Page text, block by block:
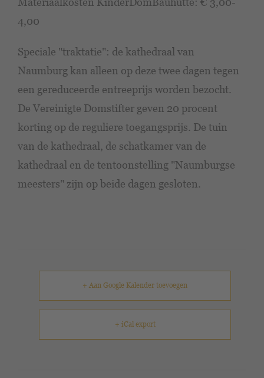
4,00
Speciale "traktatie": de kathedraal van
Naumburg kan alleen op deze twee dagen tegen
een gereduceerde entreeprijs worden bezocht.
De Vereinigte Domstifter geven 20 procent
korting op de reguliere toegangsprijs. De tuin
van de kathedraal, de schatkamer van de
kathedraal en de tentoonstelling "Naumburgse
meesters" zijn op beide dagen gesloten.
+ Aan Google Kalender toevoegen
+ iCal export